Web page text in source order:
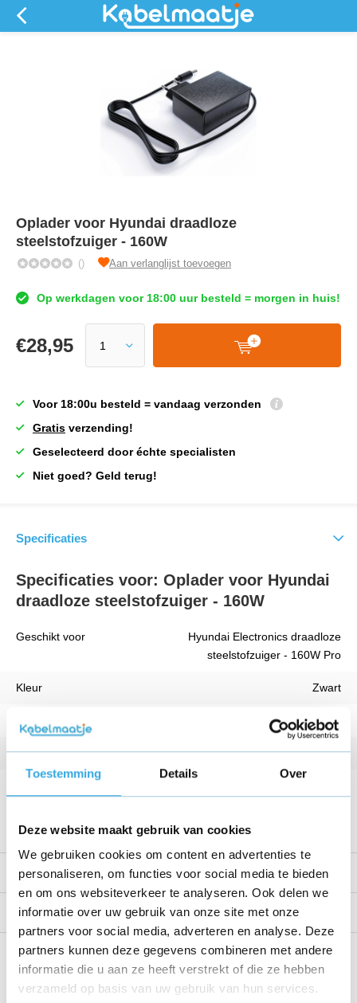
Toestemming Details Over
Deze website maakt gebruik van cookies
We gebruiken cookies om content en advertenties te
personaliseren, om functies voor social media te bieden
en om ons websiteverkeer te analyseren. Ook delen we
informatie over uw gebruik van onze site met onze
partners voor social media, adverteren en analyse. Deze
partners kunnen deze gegevens combineren met andere
informatie die u aan ze heeft verstrekt of die ze hebben
verzameld op basis van uw gebruik van hun services.
Oplader voor Hyundai draadloze
steelstofzuiger - 160W
() Aan verlanglijst toevoegen
Op werkdagen voor 18:00 uur besteld = morgen in huis!
€28,95
Voor 18:00u besteld = vandaag verzonden
Gratis verzending!
Geselecteerd door échte specialisten
Niet goed? Geld terug!
Specificaties
Specificaties voor: Oplader voor Hyundai
draadloze steelstofzuiger - 160W
Geschikt voor
Hyundai Electronics draadloze
steelstofzuiger - 160W Pro
Kleur Zwart
13.5 W
Kabellengte 1 Meter
Productomschrijving
Reviews
Share this product!